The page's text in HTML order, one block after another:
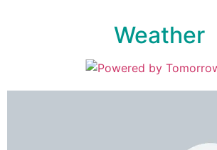
Weather